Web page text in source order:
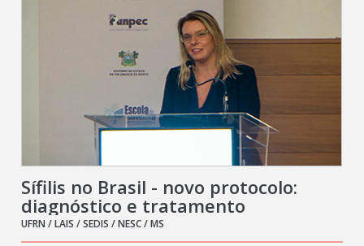
Sífilis no Brasil - novo protocolo:
diagnóstico e tratamento
UFRN / LAIS / SEDIS / NESC / MS